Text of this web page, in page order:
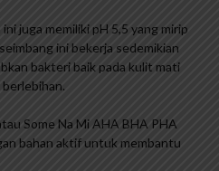
juga memiliki pH 5,5 yang mirip
ini bekerja sedemikian
bakteri baik pada kulit mati
Some Na Mi AHA BHA PHA
bahan aktif untuk membantu